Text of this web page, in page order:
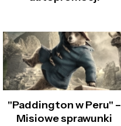
"Paddington w Peru" –
Misiowe sprawunki